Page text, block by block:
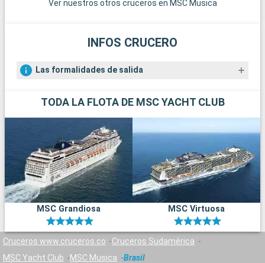
Ver nuestros otros cruceros en MSC Musica
INFOS CRUCERO
Las formalidades de salida
TODA LA FLOTA DE MSC YACHT CLUB
MSC Grandiosa MSC Virtuosa
Cruceros www.cruceros.co
Cruceros Sudamérica
MSC Yacht Club
MSC Musica Brasil